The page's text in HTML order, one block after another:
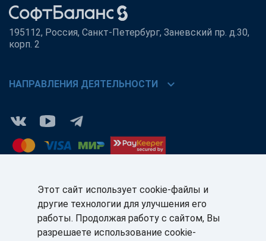
195112, Россия, Санкт-Петербург, Заневский пр. д.30,
корп. 2
НАПРАВЛЕНИЯ ДЕЯТЕЛЬНОСТИ chevron_right
КЛИЕНТАМ:
+7 (812) 327-5141
ПАРТНЁРАМ:
+7 (812) 327-5025
Этот сайт использует cookie-файлы и
другие технологии для улучшения его
работы. Продолжая работу с сайтом, Вы
разрешаете использование cookie-